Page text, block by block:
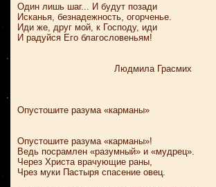
Один лишь шаг... И будут позади
Исканья, безнадежность, огорченье.
Иди же, друг мой, к Господу, иди
И радуйся Его благословеньям!
Людмила Грасмих
Опустошите разума «карманы»
Опустошите разума «карманы»!
Ведь посрамлен «разумный» и «мудрец».
Через Христа врачующие раны,
Чрез муки Пастыря спасение овец.